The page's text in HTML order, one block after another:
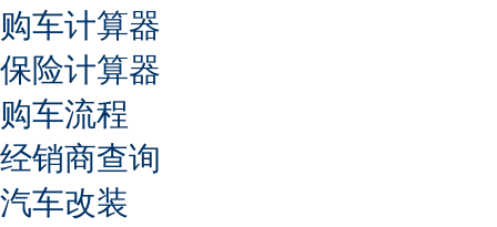
购车计算器
保险计算器
购车流程
经销商查询
汽车改装